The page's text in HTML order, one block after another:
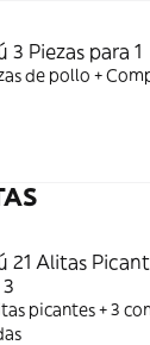
3 Piezas para 1
de pollo +
21 Alitas
picantes + 3